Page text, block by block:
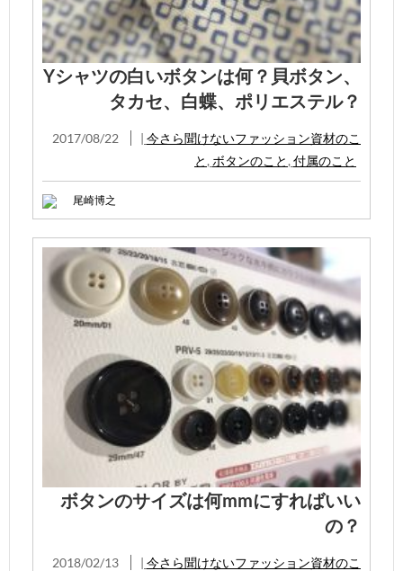
Yシャツの白いボタンは何？貝ボタン、
タカセ、白蝶、ポリエステル？
2017/08/22 | 今さら聞けないファッション資材のこ
と , ボタンのこと , 付属のこと
尾崎博之
ボタンのサイズは何mmにすればいい
の？
2018/02/13 | 今さら聞けないファッション資材のこ